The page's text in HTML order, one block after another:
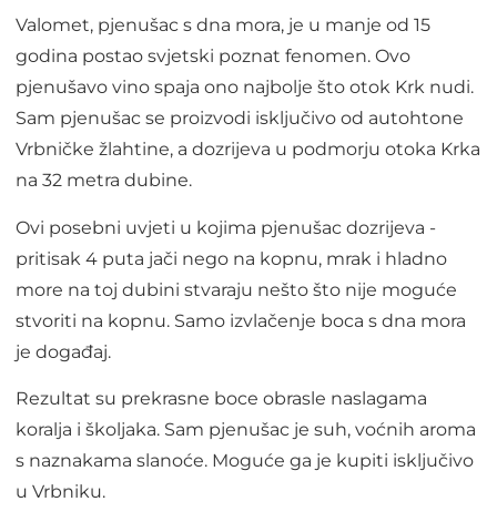
Valomet, pjenušac s dna mora, je u manje od 15
godina postao svjetski poznat fenomen. Ovo
pjenušavo vino spaja ono najbolje što otok Krk nudi.
Sam pjenušac se proizvodi isključivo od autohtone
Vrbničke žlahtine, a dozrijeva u podmorju otoka Krka
na 32 metra dubine.
Ovi posebni uvjeti u kojima pjenušac dozrijeva -
pritisak 4 puta jači nego na kopnu, mrak i hladno
more na toj dubini stvaraju nešto što nije moguće
stvoriti na kopnu. Samo izvlačenje boca s dna mora
je događaj.
Rezultat su prekrasne boce obrasle naslagama
koralja i školjaka. Sam pjenušac je suh, voćnih aroma
s naznakama slanoće. Moguće ga je kupiti isključivo
u Vrbniku.